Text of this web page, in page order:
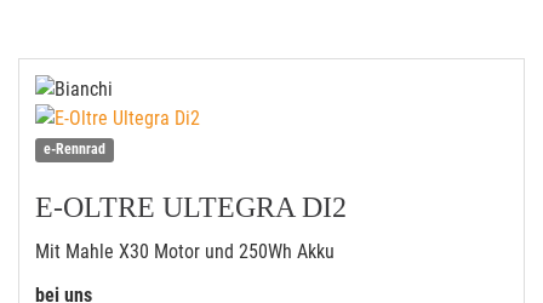
e-Rennrad
E-OLTRE ULTEGRA DI2
Mit Mahle X30 Motor und 250Wh Akku
bei uns